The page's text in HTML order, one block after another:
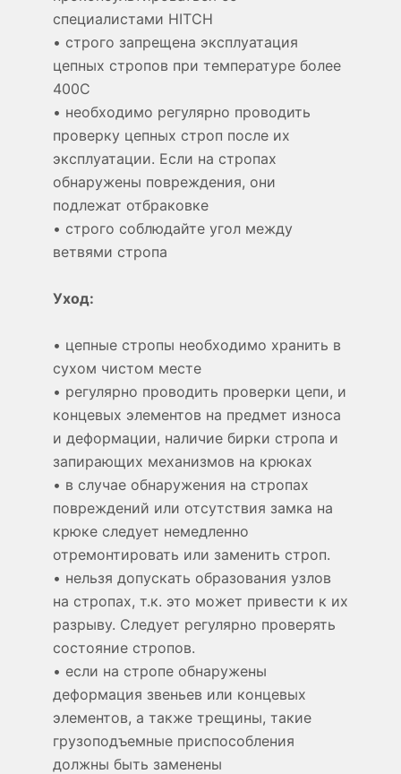
специалистами HITCH
• строго запрещена эксплуатация
цепных стропов при температуре более
400С
• необходимо регулярно проводить
проверку цепных строп после их
эксплуатации. Если на стропах
обнаружены повреждения, они
подлежат отбраковке
• строго соблюдайте угол между
ветвями стропа
Уход:
• цепные стропы необходимо хранить в
сухом чистом месте
• регулярно проводить проверки цепи, и
концевых элементов на предмет износа
и деформации, наличие бирки стропа и
запирающих механизмов на крюках
• в случае обнаружения на стропах
повреждений или отсутствия замка на
крюке следует немедленно
отремонтировать или заменить строп.
• нельзя допускать образования узлов
на стропах, т.к. это может привести к их
разрыву. Следует регулярно проверять
состояние стропов.
• если на стропе обнаружены
деформация звеньев или концевых
элементов, а также трещины, такие
грузоподъемные приспособления
должны быть заменены